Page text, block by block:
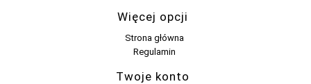
Więcej opcji
Strona główna
Regulamin
Twoje konto